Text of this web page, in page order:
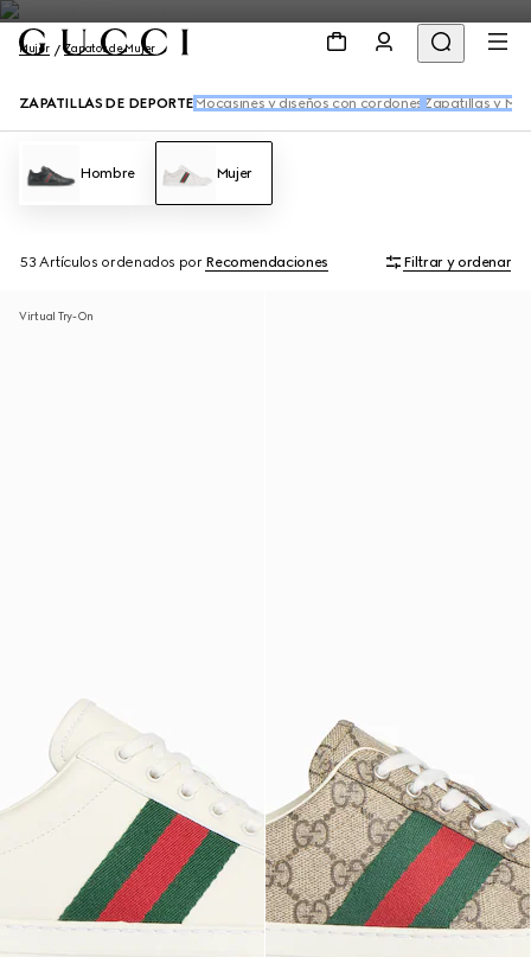
Mujer Zapatos de Mujer
ZAPATILLAS DE DEPORTE Mocasines y diseños con cordones Zapatillas y
Hombre Mujer
53 Artículos ordenados por Recomendaciones Filtrar y ordenar
Virtual Try-On